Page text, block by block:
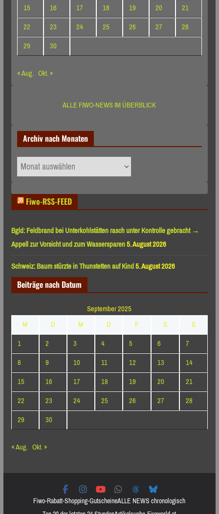
15
16 17 18 19 20
21
22
23 24 25 26 27
28
29
30
« Aug. Okt. »
ALLE FIWO-NEWS IM ÜBERBLICK
Archiv nach Monaten
Archiv
nach
Fiwo-RSS-FEED
Bgld: Feldbrand bei Unterkohlstätten rasch unter Kontrolle gebracht →
Appell zur Vorsicht und zum Wassersparen5. August 2026
Schweiz: Baum stürzte in Thunstetten auf Kind5. August 2026
Beiträge nach Datum
September 2025
M
D M D F S
S
1
2 3 4 5 6
7
8
9 10 11 12 13
14
15
16 17 18 19 20
21
22
23 24 25 26 27
28
29
30
« Aug. Okt. »
Fiwo-Rabatt-Shopping-GutscheineALLE NEWS chronologisch